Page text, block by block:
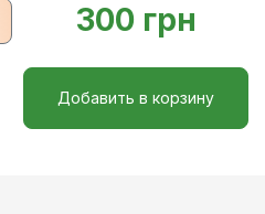
300 грн
Добавить в корзину